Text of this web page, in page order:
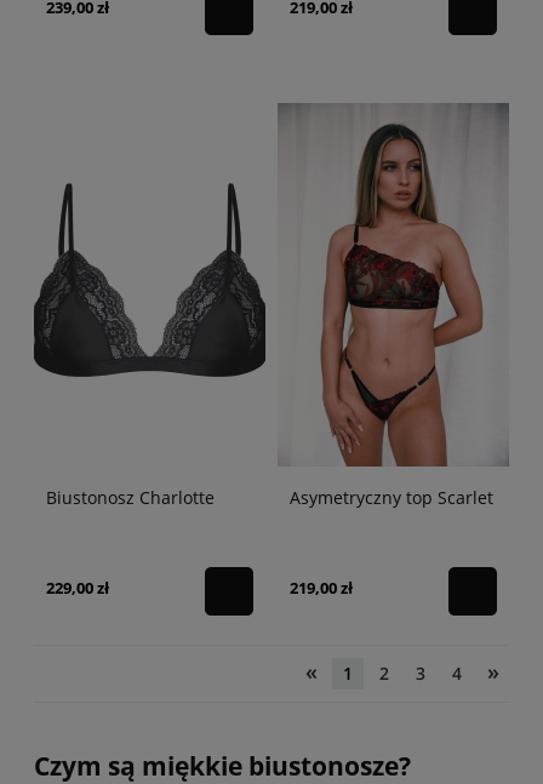
239,00 zł 219,00 zł
Biustonosz Charlotte
229,00 zł
Asymetryczny top Scarlet
219,00 zł
« 1 2 3 4 »
Czym są miękkie biustonosze?